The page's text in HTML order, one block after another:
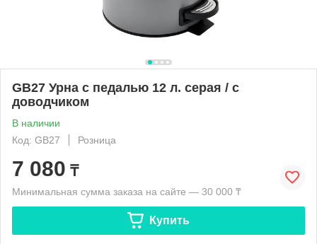
GB27 Урна с педалью 12 л. серая / с
доводчиком
В наличии
Код: GB27
Розница
7 080 ₸
Минимальная сумма заказа на сайте — 30 000 ₸
Купить